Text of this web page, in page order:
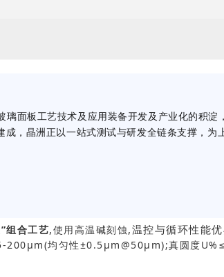
璃面板工艺技术及应用装备开发及产业化的积
， 晶洲正以一站式测试与研发全链条支撑，为
组合工艺,使用高温碱刻蚀,温控与循环性能
200μm(均匀性±0.5μm@50μm);真圆度